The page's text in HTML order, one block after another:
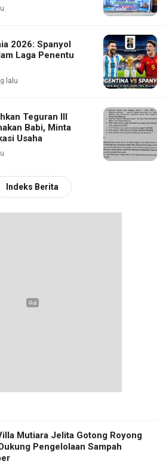
2026: Spanyol
Laga Penentu
lalu
Teguran III
Babi, Minta
Usaha
Indeks Berita
Mutiara Jelita Gotong Royong
Pengelolaan Sampah